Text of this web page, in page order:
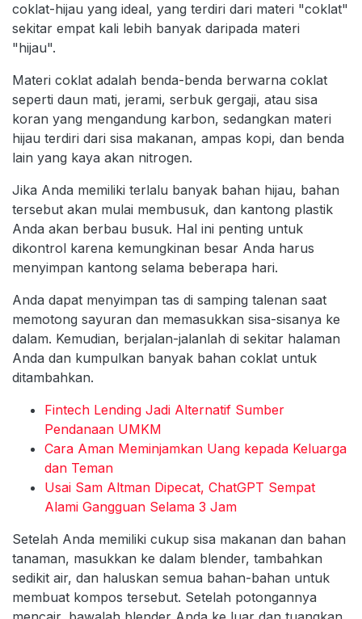
coklat-hijau yang ideal, yang terdiri dari materi "coklat"
sekitar empat kali lebih banyak daripada materi
"hijau".
Materi coklat adalah benda-benda berwarna coklat
seperti daun mati, jerami, serbuk gergaji, atau sisa
koran yang mengandung karbon, sedangkan materi
hijau terdiri dari sisa makanan, ampas kopi, dan benda
lain yang kaya akan nitrogen.
Jika Anda memiliki terlalu banyak bahan hijau, bahan
tersebut akan mulai membusuk, dan kantong plastik
Anda akan berbau busuk. Hal ini penting untuk
dikontrol karena kemungkinan besar Anda harus
menyimpan kantong selama beberapa hari.
Anda dapat menyimpan tas di samping talenan saat
memotong sayuran dan memasukkan sisa-sisanya ke
dalam. Kemudian, berjalan-jalanlah di sekitar halaman
Anda dan kumpulkan banyak bahan coklat untuk
ditambahkan.
Fintech Lending Jadi Alternatif Sumber
Pendanaan UMKM
Cara Aman Meminjamkan Uang kepada Keluarga
dan Teman
Usai Sam Altman Dipecat, ChatGPT Sempat
Alami Gangguan Selama 3 Jam
Setelah Anda memiliki cukup sisa makanan dan bahan
tanaman, masukkan ke dalam blender, tambahkan
sedikit air, dan haluskan semua bahan-bahan untuk
membuat kompos tersebut. Setelah potongannya